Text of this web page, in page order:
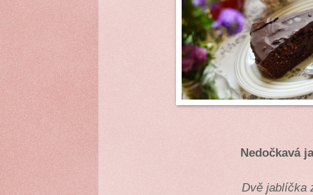
Nedočkavá
Dvě jablíčka